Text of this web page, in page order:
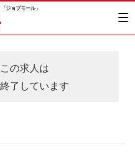
ジョブモール」
この求人は
了しています